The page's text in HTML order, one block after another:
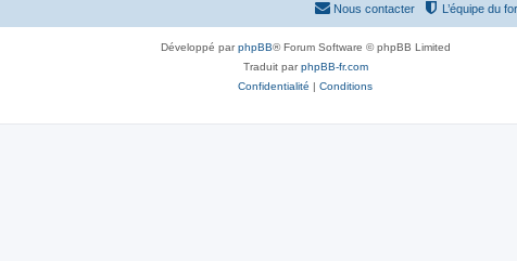
L’équipe du
Nous contacter
Développé parphpBB® Forum Software © phpBB Limited
Traduit parphpBB-fr.com
Confidentialité | Conditions